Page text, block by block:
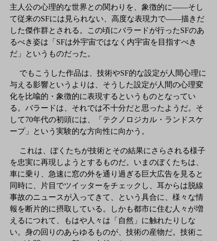
主人公の心理的な世界との関わりを、象徴的に――そし
て従来のSFには見られない、高度な表現力で――描きだ
した傑作群とされる。この頃にバラードが行ったSFのあ
るべき姿は「SFは外宇宙ではなく内宇宙を目指すべき
だ」というものだった。
でもこうした作品は、技術やSF的な設定が人間心理に
与える影響というよりは、そうした設定が人間の心理変
化を比喩的・象徴的に表現するというものとなってい
る。バラードは、それでは不十分だと思ったようだ。そ
して70年代の初頭には、「テクノロジカル・ランドスケ
ープ」という実験的な方向性に向かう。
これは、ぼくたちが技術とその結果にさらされる様子
を忠実に再現しようとするものだ。いまのぼくたちは、
車に乗り、急速に窓の外を通り過ぎる巨大広告を見ると
同時に、片目でツイッターをチェックし、耳からは脱線
事故のニュースが入ってきて、という具合に、様々な情
報を断片的に摂取している。しかも都市に住む人々が増
えるにつれて、もはや人々は「自然」に触れたりしな
い。身の回りのあらゆるものが、技術の産物だ。技術こ